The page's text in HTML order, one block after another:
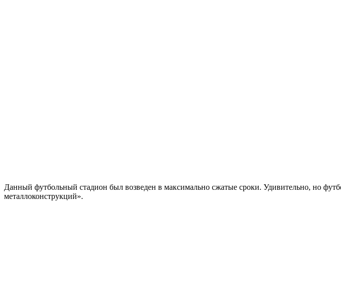
Данный футбольный стадион был возведен в максимально сжатые сроки. Удивительно, но
металлоконструкций».